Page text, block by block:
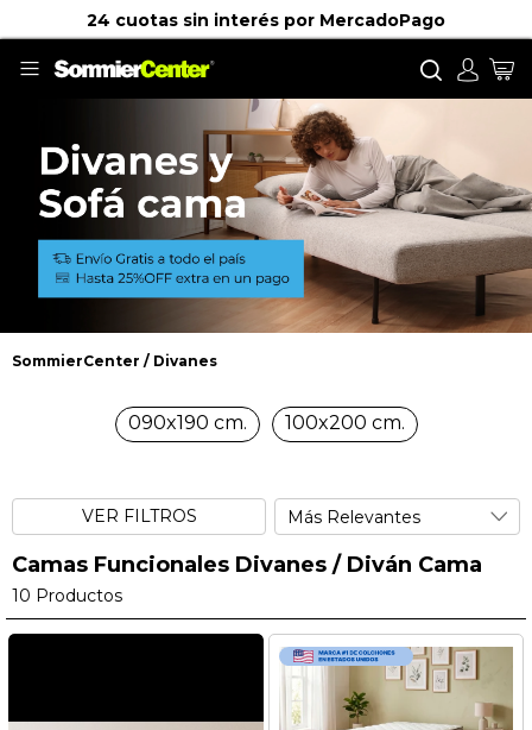
24 cuotas sin interés por MercadoPago
Buscar
SommierCenter Divanes
Divanes 090x190 cm. 100x200 cm.
VER FILTROS
Camas Funcionales Divanes / Diván Cama
10 Productos